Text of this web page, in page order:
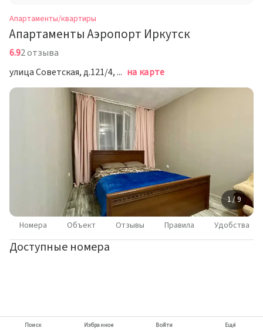
Апартаменты/квартиры
Апартаменты Аэропорт Иркутск
6.92 отзыва
улица Советская, д.121/4, Иркутск на карте
1 / 9
Номера Объект Отзывы Правила Удобства
Доступные номера
Поиск Избранное Войти Ещё